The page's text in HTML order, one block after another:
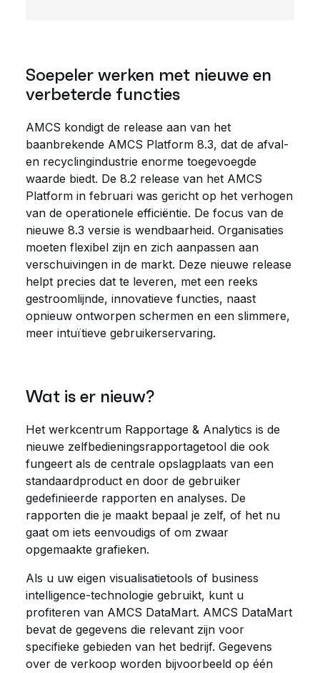
Soepeler werken met nieuwe en
verbeterde functies
AMCS kondigt de release aan van het
baanbrekende AMCS Platform 8.3, dat de afval-
en recyclingindustrie enorme toegevoegde
waarde biedt. De 8.2 release van het AMCS
Platform in februari was gericht op het verhogen
van de operationele efficiëntie. De focus van de
nieuwe 8.3 versie is wendbaarheid. Organisaties
moeten flexibel zijn en zich aanpassen aan
verschuivingen in de markt. Deze nieuwe release
helpt precies dat te leveren, met een reeks
gestroomlijnde, innovatieve functies, naast
opnieuw ontworpen schermen en een slimmere,
meer intuïtieve gebruikerservaring.
Wat is er nieuw?
Het werkcentrum Rapportage & Analytics is de
nieuwe zelfbedieningsrapportagetool die ook
fungeert als de centrale opslagplaats van een
standaardproduct en door de gebruiker
gedefinieerde rapporten en analyses. De
rapporten die je maakt bepaal je zelf, of het nu
gaat om iets eenvoudigs of om zwaar
opgemaakte grafieken.
Als u uw eigen visualisatietools of business
intelligence-technologie gebruikt, kunt u
profiteren van AMCS DataMart. AMCS DataMart
bevat de gegevens die relevant zijn voor
specifieke gebieden van het bedrijf. Gegevens
over de verkoop worden bijvoorbeeld op één